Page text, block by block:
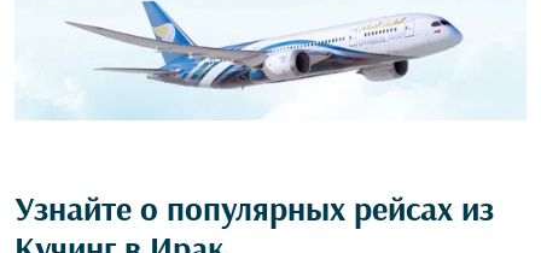
Узнайте о популярных рейсах из